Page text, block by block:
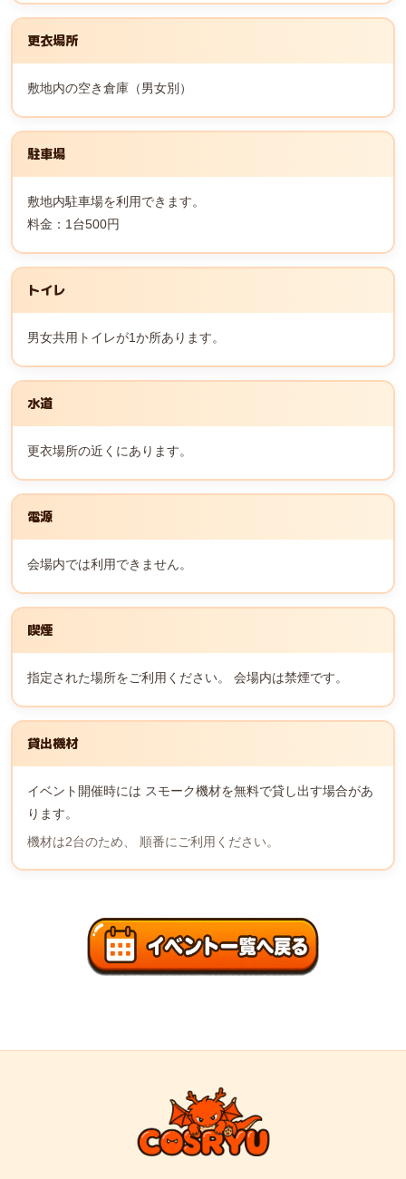
更衣場所
敷地内の空き倉庫（男女別）
駐車場
敷地内駐車場を利用できます。
料金：1台500円
トイレ
男女共用トイレが1か所あります。
水道
更衣場所の近くにあります。
電源
会場内では利用できません。
喫煙
指定された場所をご利用ください。 会場内は禁煙です。
貸出機材
イベント開催時には スモーク機材を無料で貸し出す場合があ
ります。
機材は2台のため、 順番にご利用ください。